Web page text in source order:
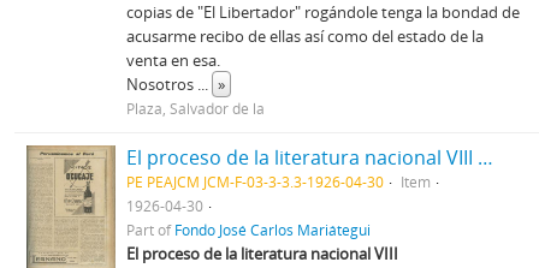
copias de "El Libertador" rogándole tenga la bondad de
acusarme recibo de ellas así como del estado de la
venta en esa.
Nosotros ... »
Plaza, Salvador de la
El proceso de la literatura nacional VIII [Recorte de prensa]
PE PEAJCM JCM-F-03-3-3.3-1926-04-30
Item
1926-04-30
Part ofFondo José Carlos Mariátegui
El proceso de la literatura nacional VIII